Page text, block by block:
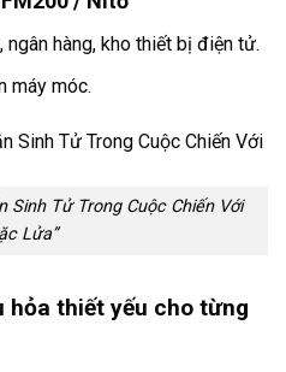
ngân hàng, kho thiết bị điện tử.
máy móc.
Sinh Tử Trong Cuộc Chiến Với
Lửa”
hỏa thiết yếu cho từng